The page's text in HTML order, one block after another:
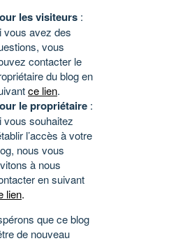
les visiteurs :
vous avez des
vous
contacter le
du blog en
ce lien.
le propriétaire :
vous souhaitez
l’accès à votre
nous vous
à nous
en suivant
lien.
que ce blog
de nouveau